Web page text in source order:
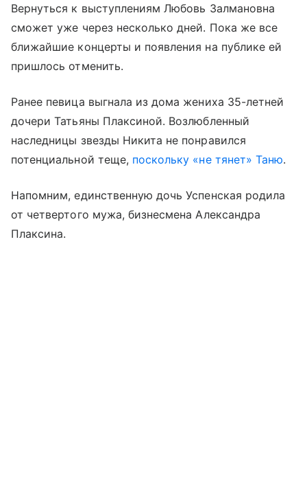
Вернуться к выступлениям Любовь Залмановна
сможет уже через несколько дней. Пока же все
ближайшие концерты и появления на публике ей
пришлось отменить.
Ранее певица выгнала из дома жениха 35-летней
дочери Татьяны Плаксиной. Возлюбленный
наследницы звезды Никита не понравился
потенциальной теще, поскольку «не тянет» Таню.
Напомним, единственную дочь Успенская родила
от четвертого мужа, бизнесмена Александра
Плаксина.